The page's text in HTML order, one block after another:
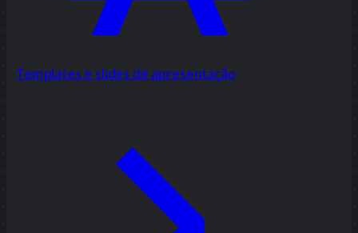
Templates e slides de apresentação